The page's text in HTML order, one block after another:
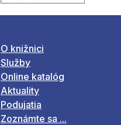
O knižnici
Služby
Online katalóg
Aktuality
Podujatia
Zoznámte sa ...